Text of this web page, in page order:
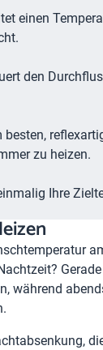
einen
den
besten,
zu heizen.
Ihre
während